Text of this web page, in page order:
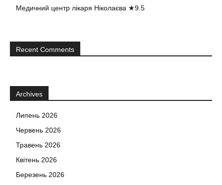
Медичний центр лікаря Ніколаєва ★9.5
Recent Comments
Archives
Липень 2026
Червень 2026
Травень 2026
Квітень 2026
Березень 2026